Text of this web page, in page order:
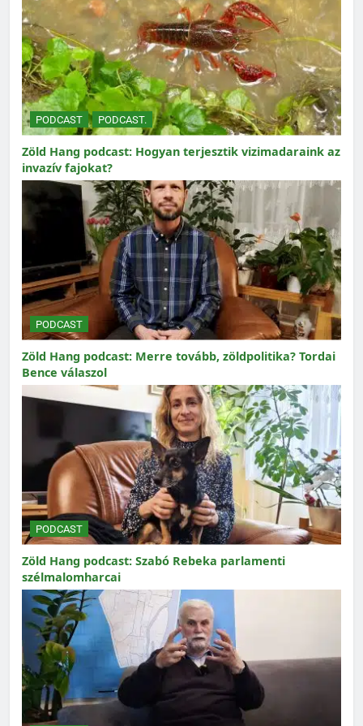
PODCAST PODCAST.
Zöld Hang podcast: Hogyan terjesztik vizimadaraink az
invazív fajokat?
PODCAST
Zöld Hang podcast: Merre tovább, zöldpolitika? Tordai
Bence válaszol
PODCAST
Zöld Hang podcast: Szabó Rebeka parlamenti
szélmalomharcai